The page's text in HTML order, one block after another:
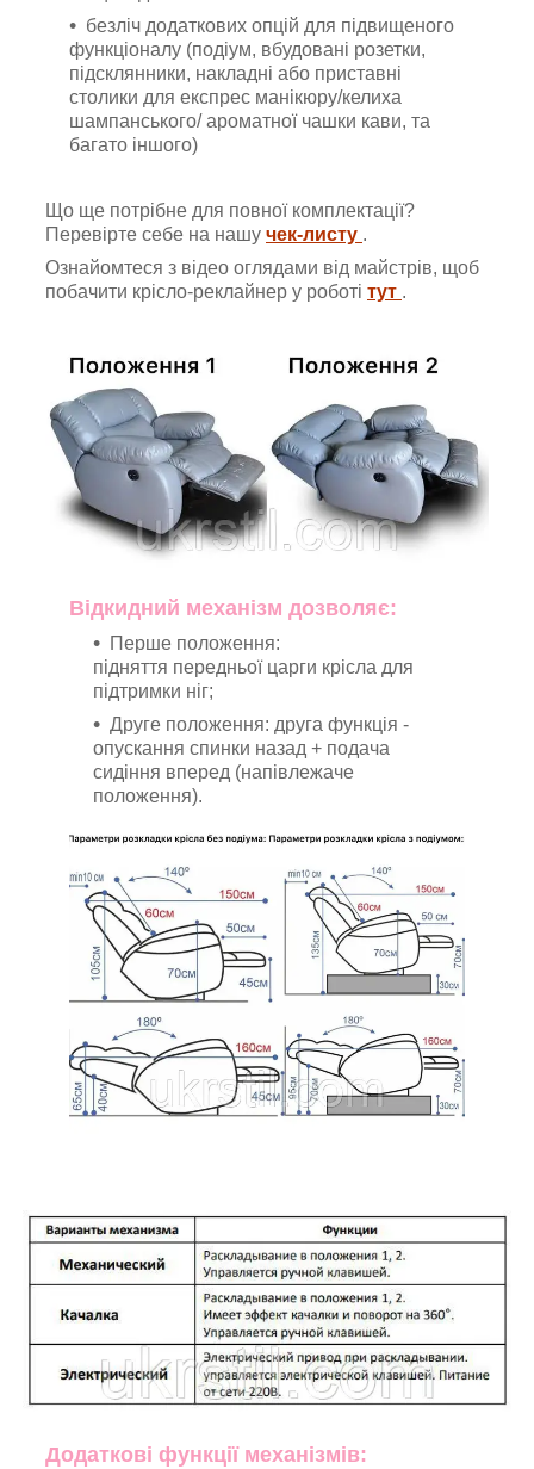
безліч додаткових опцій для підвищеного
функціоналу (подіум, вбудовані розетки,
підсклянники, накладні або приставні
столики для експрес манікюру/келиха
шампанського/ ароматної чашки кави, та
багато іншого)
Що ще потрібне для повної комплектації?
Перевірте себе на нашу чек-листу .
Ознайомтеся з відео оглядами від майстрів, щоб
побачити крісло-реклайнер у роботі тут .
Відкидний механізм дозволяє:
Перше положення:
підняття передньої царги крісла для
підтримки ніг;
Друге положення: друга функція -
опускання спинки назад + подача
сидіння вперед (напівлежаче
положення).
Додаткові функції механізмів: